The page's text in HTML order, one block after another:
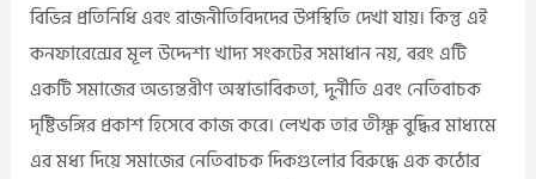
বিভিন্ন প্রতিনিধি এবং রাজনীতিবিদদের উপস্থিতি দেখা যায়। কিন্তু এই
কনফারেন্সের মূল উদ্দেশ্য খাদ্য সংকটের সমাধান নয়, বরং এটি
একটি সমাজের অভ্যন্তরীণ অস্বাভাবিকতা, দুর্নীতি এবং নেতিবাচক
দৃষ্টিভঙ্গির প্রকাশ হিসেবে কাজ করে। লেখক তার তীক্ষ্ণ বুদ্ধির মাধ্যমে
এর মধ্য দিয়ে সমাজের নেতিবাচক দিকগুলোর বিরুদ্ধে এক কঠোর